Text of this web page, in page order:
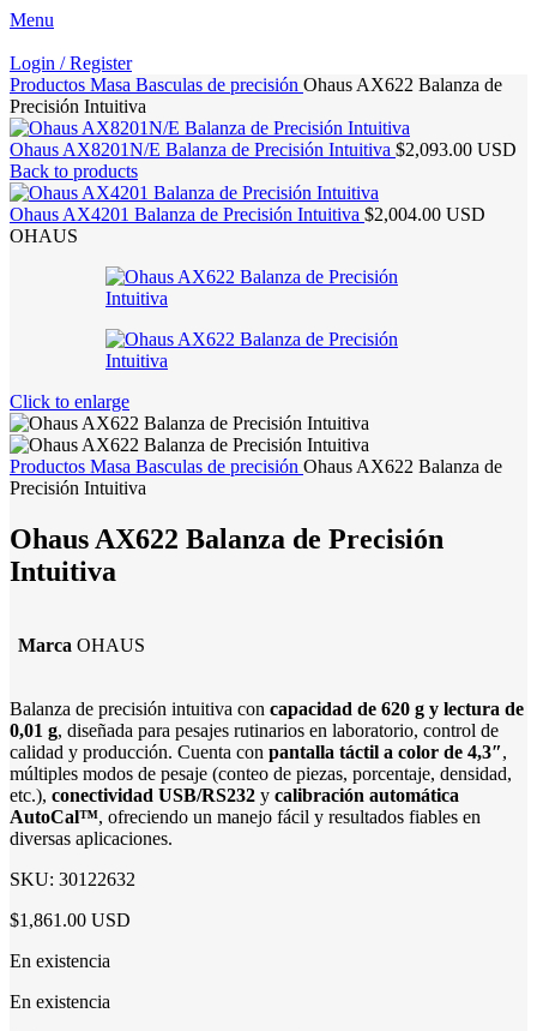
Menu
Login / Register
Productos Masa Basculas de precisión Ohaus AX622 Balanza de
Precisión Intuitiva
Ohaus AX8201N/E Balanza de Precisión Intuitiva $2,093.00 USD
Back to products
Ohaus AX4201 Balanza de Precisión Intuitiva $2,004.00 USD
OHAUS
Click to enlarge
Productos Masa Basculas de precisión Ohaus AX622 Balanza de
Precisión Intuitiva
Ohaus AX622 Balanza de Precisión
Intuitiva
Marca OHAUS
Balanza de precisión intuitiva con capacidad de 620 g y lectura de
0,01 g, diseñada para pesajes rutinarios en laboratorio, control de
calidad y producción. Cuenta con pantalla táctil a color de 4,3″,
múltiples modos de pesaje (conteo de piezas, porcentaje, densidad,
etc.), conectividad USB/RS232 y calibración automática
AutoCal™, ofreciendo un manejo fácil y resultados fiables en
diversas aplicaciones.
SKU: 30122632
$1,861.00 USD
En existencia
En existencia